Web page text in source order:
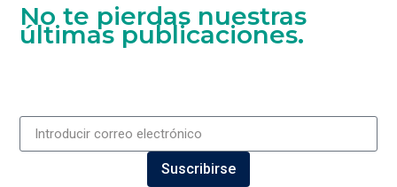
No te pierdas nuestras
últimas publicaciones.
Suscribirse